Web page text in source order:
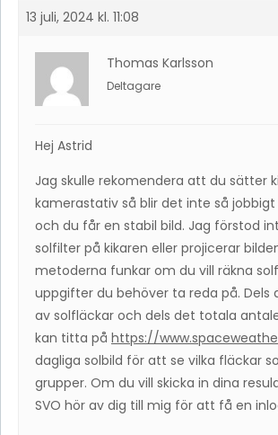
13 juli, 2024 kl. 11:08
Thomas Karlsson
Deltagare
Hej Astrid
Jag skulle rekomendera att du sätter
kamerastativ så blir det inte så
och du får en stabil bild. Jag förstod
solfilter på kikaren eller projicerar
metoderna funkar om du vill räkna
uppgifter du behöver ta reda på. Dels
av solfläckar och dels det totala
kan titta på https://
dagliga solbild för att se vilka fläckar
grupper. Om du vill skicka in dina
SVO hör av dig till mig för att få en